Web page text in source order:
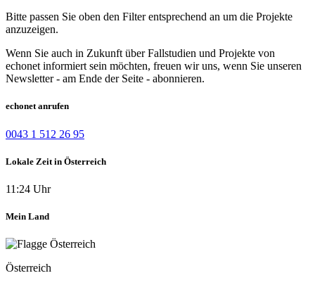
Bitte passen Sie oben den Filter entsprechend an um die Projekte
anzuzeigen.
Wenn Sie auch in Zukunft über Fallstudien und Projekte von
echonet informiert sein möchten, freuen wir uns, wenn Sie unseren
Newsletter - am Ende der Seite - abonnieren.
echonet anrufen
0043 1 512 26 95
Lokale Zeit in Österreich
11:24 Uhr
Mein Land
Österreich